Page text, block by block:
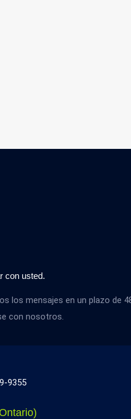
con usted.
los mensajes en un plazo de
con nosotros.
9355